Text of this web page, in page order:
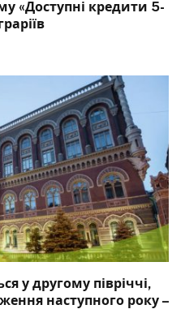
«Доступні кредити 5-
у другому півріччі,
наступного року –